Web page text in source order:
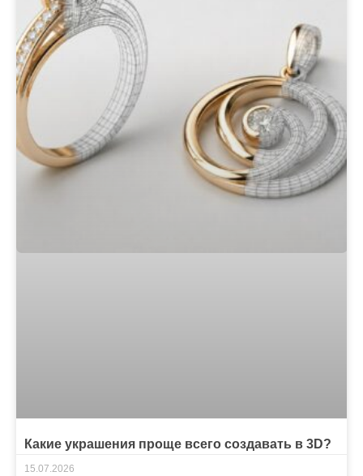
Какие украшения проще всего создавать в 3D?
15.07.2026